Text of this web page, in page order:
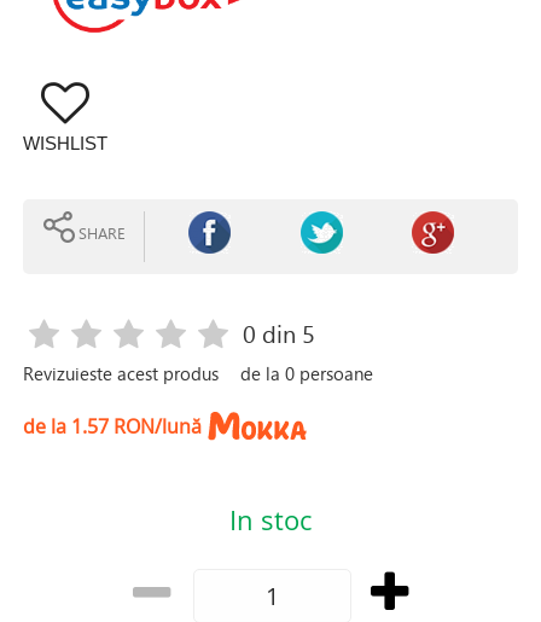
WISHLIST
SHARE
Revizuieste acest produs
0 din 5
de la0 persoane
de la 1.57 RON/lună
In stoc